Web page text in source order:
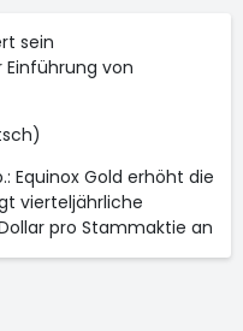
sein
von
Equinox Gold erhöht die
vierteljährliche
pro Stammaktie an